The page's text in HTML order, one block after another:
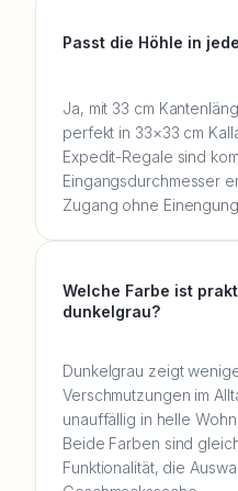
Passt die Höhle in
Ja, mit 33 cm
perfekt in 33×33 cm
Expedit-Regale sind
Eingangsdurchmesser
Zugang ohne
Welche Farbe ist
dunkelgrau?
Dunkelgrau zeigt
Verschmutzungen im
unauffällig in helle
Beide Farben sind
Funktionalität, die